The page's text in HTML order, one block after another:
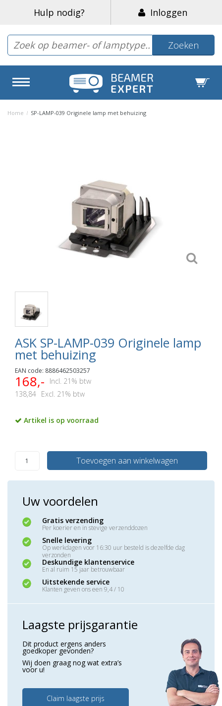
Hulp nodig? Inloggen
Zoeken
Home / SP-LAMP-039 Originele lamp met behuizing
ASK SP-LAMP-039 Originele lamp
met behuizing
EAN code: 8886462503257
168,-
Incl. 21% btw
138,84 Excl. 21% btw
Artikel is op voorraad
Toevoegen aan winkelwagen
Uw voordelen
Gratis verzending
Per koerier en in stevige verzenddozen
Snelle levering
Op werkdagen voor 16:30 uur besteld is dezelfde dag
verzonden
Deskundige klantenservice
En al ruim 15 jaar betrouwbaar
Uitstekende service
Klanten geven ons een 9,4 / 10
Laagste prijsgarantie
Dit product ergens anders
goedkoper gevonden?
Wij doen graag nog wat extra’s
voor u!
Claim laagste prijs